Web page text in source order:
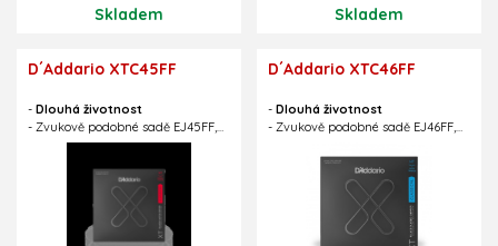
Skladem Skladem
D´Addario XTC45FF
- Dlouhá životnost
- Zvukově podobné sadě EJ45FF,
ovšem s delší životností
mají prodlouženou životnost na
každé struně v sadě, zachovávající
D´Addario XTC46FF
- Dlouhá životnost
- Zvukově podobné sadě EJ46FF,
- Fluorokarbonylonové struny XT
mají prodlouženou životnost na
každé struně v sadě, zachovávající